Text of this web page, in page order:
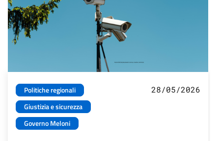
Politiche regionali
Giustizia e sicurezza
Governo Meloni
28/05/2026